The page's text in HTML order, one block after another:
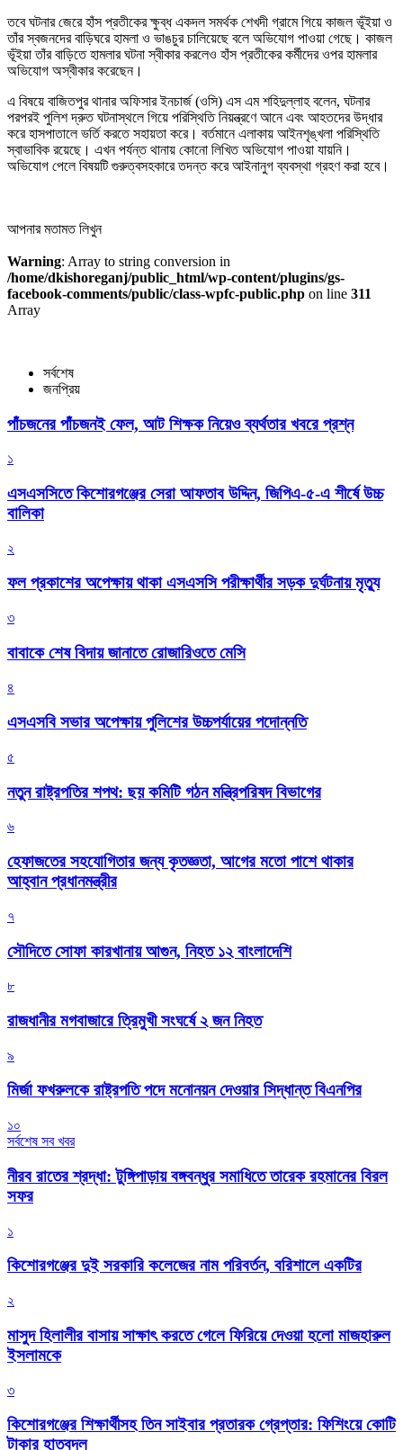
তবে ঘটনার জেরে হাঁস প্রতীকের ক্ষুব্ধ একদল সমর্থক শেখদী গ্রামে গিয়ে কাজল ভূঁইয়া ও
তাঁর স্বজনদের বাড়িঘরে হামলা ও ভাঙচুর চালিয়েছে বলে অভিযোগ পাওয়া গেছে। কাজল
ভূঁইয়া তাঁর বাড়িতে হামলার ঘটনা স্বীকার করলেও হাঁস প্রতীকের কর্মীদের ওপর হামলার
অভিযোগ অস্বীকার করেছেন।
এ বিষয়ে বাজিতপুর থানার অফিসার ইনচার্জ (ওসি) এস এম শহিদুল্লাহ বলেন, ঘটনার
পরপরই পুলিশ দ্রুত ঘটনাস্থলে গিয়ে পরিস্থিতি নিয়ন্ত্রণে আনে এবং আহতদের উদ্ধার
করে হাসপাতালে ভর্তি করতে সহায়তা করে। বর্তমানে এলাকায় আইনশৃঙ্খলা পরিস্থিতি
স্বাভাবিক রয়েছে। এখন পর্যন্ত থানায় কোনো লিখিত অভিযোগ পাওয়া যায়নি।
অভিযোগ পেলে বিষয়টি গুরুত্বসহকারে তদন্ত করে আইনানুগ ব্যবস্থা গ্রহণ করা হবে।
আপনার মতামত লিখুন
Warning: Array to string conversion in
/home/dkishoreganj/public_html/wp-content/plugins/gs-
facebook-comments/public/class-wpfc-public.php on line 311
Array
সর্বশেষ
জনপ্রিয়
পাঁচজনের পাঁচজনই ফেল, আট শিক্ষক নিয়েও ব্যর্থতার খবরে প্রশ্ন
১
এসএসসিতে কিশোরগঞ্জের সেরা আফতাব উদ্দিন, জিপিএ-৫-এ শীর্ষে উচ্চ
বালিকা
২
ফল প্রকাশের অপেক্ষায় থাকা এসএসসি পরীক্ষার্থীর সড়ক দুর্ঘটনায় মৃত্যু
৩
বাবাকে শেষ বিদায় জানাতে রোজারিওতে মেসি
৪
এসএসবি সভার অপেক্ষায় পুলিশের উচ্চপর্যায়ের পদোন্নতি
৫
নতুন রাষ্ট্রপতির শপথ: ছয় কমিটি গঠন মন্ত্রিপরিষদ বিভাগের
৬
হেফাজতের সহযোগিতার জন্য কৃতজ্ঞতা, আগের মতো পাশে থাকার
আহ্বান প্রধানমন্ত্রীর
৭
সৌদিতে সোফা কারখানায় আগুন, নিহত ১২ বাংলাদেশি
৮
রাজধানীর মগবাজারে ত্রিমুখী সংঘর্ষে ২ জন নিহত
৯
মির্জা ফখরুলকে রাষ্ট্রপতি পদে মনোনয়ন দেওয়ার সিদ্ধান্ত বিএনপির
১০
সর্বশেষ সব খবর
নীরব রাতের শ্রদ্ধা: টুঙ্গিপাড়ায় বঙ্গবন্ধুর সমাধিতে তারেক রহমানের বিরল
সফর
১
কিশোরগঞ্জের দুই সরকারি কলেজের নাম পরিবর্তন, বরিশালে একটির
২
মাসুদ হিলালীর বাসায় সাক্ষাৎ করতে গেলে ফিরিয়ে দেওয়া হলো মাজহারুল
ইসলামকে
৩
কিশোরগঞ্জের শিক্ষার্থীসহ তিন সাইবার প্রতারক গ্রেপ্তার: ফিশিংয়ে কোটি
টাকার হাতবদল